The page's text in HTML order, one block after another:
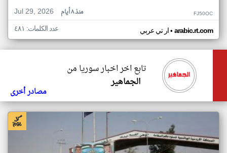
Jul 29, 2026
منذ ٨ أيام FJ50OC
ار تي عربي• arabic.rt.com عدد الكلمات: ٤٨١
تابع اخر اخبار سوريا من
الجماهير
مصادر أخرى